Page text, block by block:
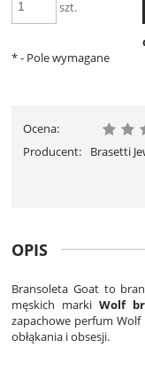
szt.
*- Pole wymagane
Ocena:
Producent:
Brasetti
OPIS
Bransoleta Goat to
męskich marki Wolf
zapachowe perfum
obłąkania i obsesji.